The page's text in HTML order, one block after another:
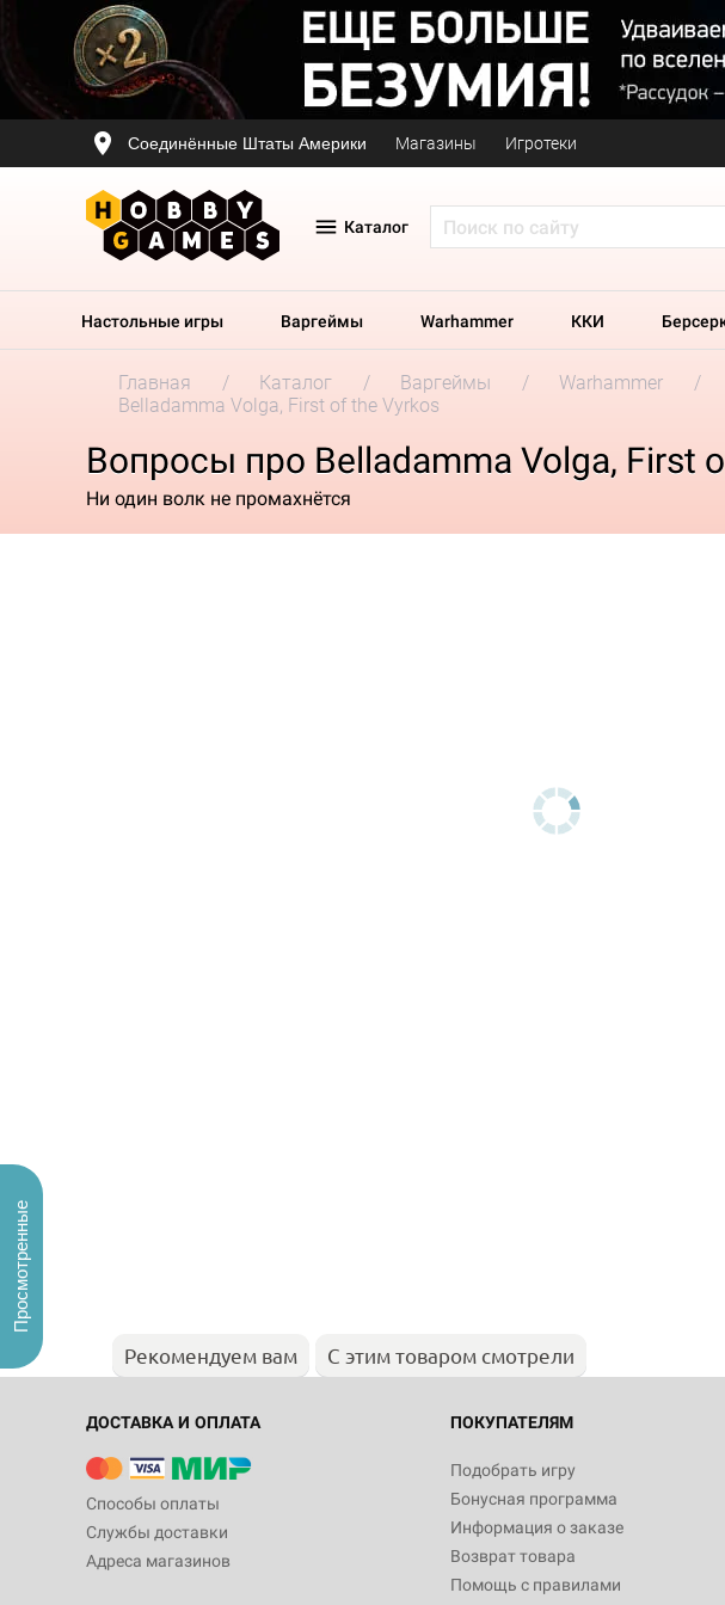
Соединённые Штаты Америки Магазины Игротеки
Каталог
Настольные игры Варгеймы Warhammer ККИ
Главная Каталог Варгеймы Warhammer
Belladamma Volga, First of the Vyrkos
Вопросы про Belladamma Volga, First
Ни один волк не промахнётся
Рекомендуем вам С этим товаром смотрели
ДОСТАВКА И ОПЛАТА
Способы оплаты
Службы доставки
Адреса магазинов
ПОКУПАТЕЛЯМ
Подобрать игру
Бонусная программа
Информация о заказе
Возврат товара
Помощь с правилами
Просмотренные